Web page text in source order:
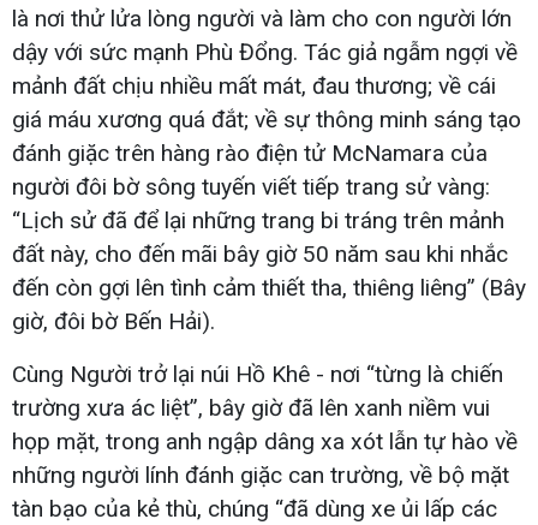
là nơi thử lửa lòng người và làm cho con người lớn
dậy với sức mạnh Phù Đổng. Tác giả ngẫm ngợi về
mảnh đất chịu nhiều mất mát, đau thương; về cái
giá máu xương quá đắt; về sự thông minh sáng tạo
đánh giặc trên hàng rào điện tử McNamara của
người đôi bờ sông tuyến viết tiếp trang sử vàng:
“Lịch sử đã để lại những trang bi tráng trên mảnh
đất này, cho đến mãi bây giờ 50 năm sau khi nhắc
đến còn gợi lên tình cảm thiết tha, thiêng liêng” (Bây
giờ, đôi bờ Bến Hải).
Cùng Người trở lại núi Hồ Khê - nơi “từng là chiến
trường xưa ác liệt”, bây giờ đã lên xanh niềm vui
họp mặt, trong anh ngập dâng xa xót lẫn tự hào về
những người lính đánh giặc can trường, về bộ mặt
tàn bạo của kẻ thù, chúng “đã dùng xe ủi lấp các